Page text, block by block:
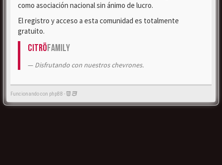
como asociación nacional sin ánimo de lucro.
El registro y acceso a esta comunidad es totalmente
gratuito.
CitröFamily
Disfrutando con nuestros chevrones.
Funcionando con phpBB -